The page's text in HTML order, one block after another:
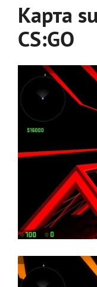
Карта
CS:GO